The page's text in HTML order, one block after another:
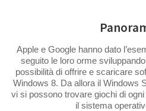
Apple e Google hanno dato
seguito le loro orme
possibilità di offrire e scaricare
Windows 8. Da allora il Windows
vi si possono trovare giochi di
il sistema